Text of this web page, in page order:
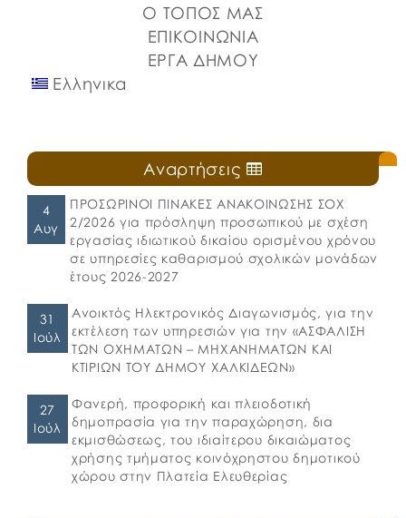
Ο ΤΟΠΟΣ ΜΑΣ
ΕΠΙΚΟΙΝΩΝΙΑ
ΕΡΓΑ ΔΗΜΟΥ
Ελληνικα
Αναρτήσεις
4
Αυγ
ΠΡΟΣΩΡΙΝΟΙ ΠΙΝΑΚΕΣ ΑΝΑΚΟΙΝΩΣΗΣ ΣΟΧ
2/2026 για πρόσληψη προσωπικού με σχέση
εργασίας ιδιωτικού δικαίου ορισμένου χρόνου
σε υπηρεσίες καθαρισμού σχολικών μονάδων
έτους 2026-2027
31
Ιούλ
Ανοικτός Ηλεκτρονικός Διαγωνισμός, για την
εκτέλεση των υπηρεσιών για την «ΑΣΦΑΛΙΣΗ
ΤΩΝ ΟΧΗΜΑΤΩΝ – ΜΗΧΑΝΗΜΑΤΩΝ ΚΑΙ
ΚΤΙΡΙΩΝ ΤΟΥ ΔΗΜΟΥ ΧΑΛΚΙΔΕΩΝ»
27
Ιούλ
Φανερή, προφορική και πλειοδοτική
δημοπρασία για την παραχώρηση, δια
εκμισθώσεως, του ιδιαίτερου δικαιώματος
χρήσης τμήματος κοινόχρηστου δημοτικού
χώρου στην Πλατεία Ελευθερίας